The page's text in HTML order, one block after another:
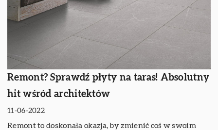
Remont? Sprawdź płyty na taras! Absolutny
hit wśród architektów
11-06-2022
Remont to doskonała okazja, by zmienić coś w swoim